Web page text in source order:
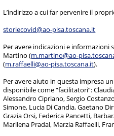
L’indirizzo a cui far pervenire il
storiecovid@ao-pisa.toscana.it
Per avere indicazioni e informazioni
Martino (m.martino@ao-
(m.raffaelli@ao-pisa.toscana.it).
Per avere aiuto in questa impresa
disponibile come “facilitatori”:
Alessandro Cipriano, Sergio
Simone, Lucia Di Candia, Gaetano
Grazia Orsi, Federica Pancetti,
Marilena Pradal, Marzia Raffaelli,